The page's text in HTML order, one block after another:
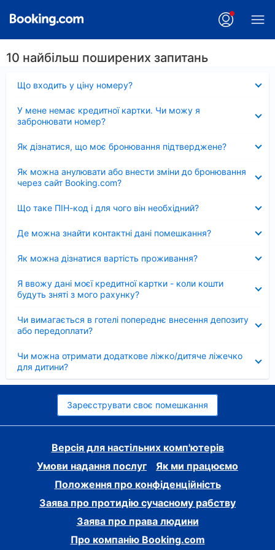
10 найбільш поширених запитань
Що входить у ціну номеру?
У мене немає кредитної картки. Чи можу я
забронювати номер?
Як дізнатися, що моє бронювання підтверджене?
Як можна анулювати або внести зміни до бронювання
через сайт Booking.com?
Що таке ПІН-код і для чого він необхідний?
Де можна знайти контактні дані помешкання?
Як можна дізнатися вартість проживання?
Я ввожу дані моєї кредитної картки - коли кошти
будуть зняті з мого рахунку?
Чи вимагається в готелі попереднє внесення депозиту
або передоплати?
Чи можна отримати додаткове ліжко/дитяче ліжечко
для дитини?
Зареєструвати своє помешкання
Версія для настільних комп'ютерів
Умови надання послуг
Як ми працюємо
Положення про конфіденційність
Заява про протидію сучасному рабству
Заява про права людини
Про компанію Booking.com